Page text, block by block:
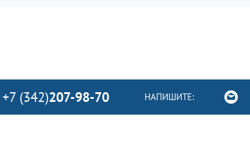
+7 (342)207-98-70 НАПИШИТЕ: